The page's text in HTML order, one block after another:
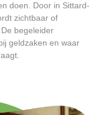
doen. Door in Sittard-
zichtbaar of
begeleider
geldzaken en waar